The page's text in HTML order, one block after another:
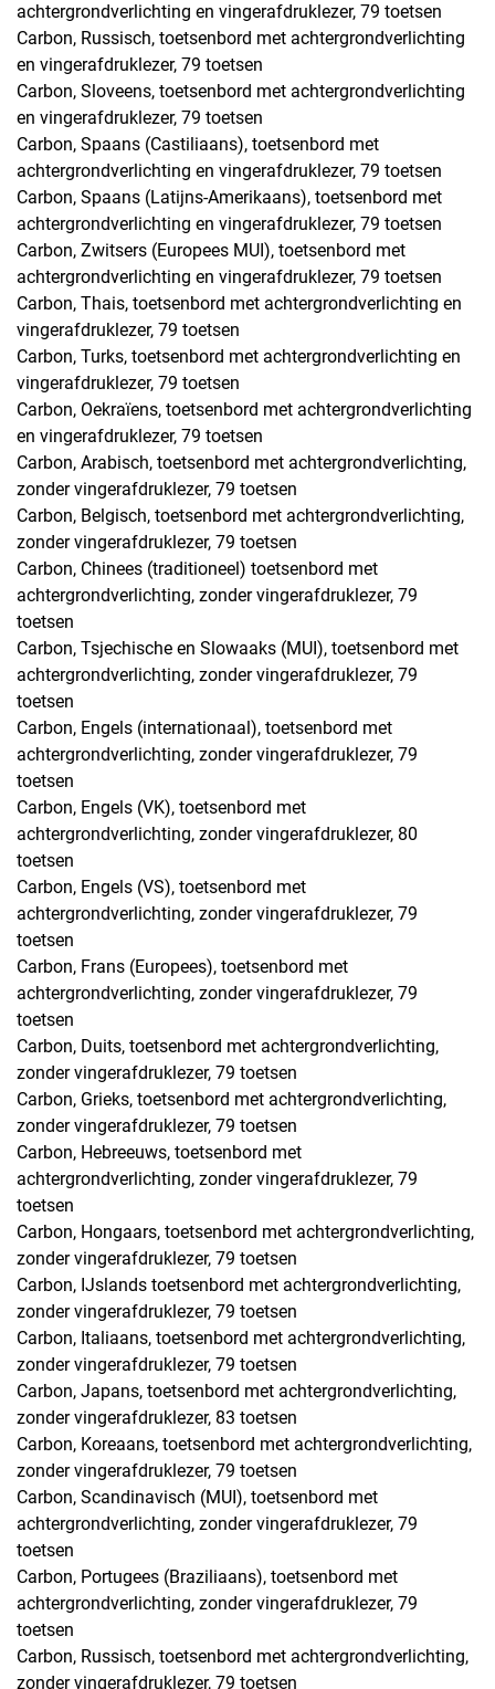
achtergrondverlichting en vingerafdruklezer, 79 toetsen
Carbon, Russisch, toetsenbord met achtergrondverlichting
en vingerafdruklezer, 79 toetsen
Carbon, Sloveens, toetsenbord met achtergrondverlichting
en vingerafdruklezer, 79 toetsen
Carbon, Spaans (Castiliaans), toetsenbord met
achtergrondverlichting en vingerafdruklezer, 79 toetsen
Carbon, Spaans (Latijns-Amerikaans), toetsenbord met
achtergrondverlichting en vingerafdruklezer, 79 toetsen
Carbon, Zwitsers (Europees MUI), toetsenbord met
achtergrondverlichting en vingerafdruklezer, 79 toetsen
Carbon, Thais, toetsenbord met achtergrondverlichting en
vingerafdruklezer, 79 toetsen
Carbon, Turks, toetsenbord met achtergrondverlichting en
vingerafdruklezer, 79 toetsen
Carbon, Oekraïens, toetsenbord met achtergrondverlichting
en vingerafdruklezer, 79 toetsen
Carbon, Arabisch, toetsenbord met achtergrondverlichting,
zonder vingerafdruklezer, 79 toetsen
Carbon, Belgisch, toetsenbord met achtergrondverlichting,
zonder vingerafdruklezer, 79 toetsen
Carbon, Chinees (traditioneel) toetsenbord met
achtergrondverlichting, zonder vingerafdruklezer, 79
toetsen
Carbon, Tsjechische en Slowaaks (MUI), toetsenbord met
achtergrondverlichting, zonder vingerafdruklezer, 79
toetsen
Carbon, Engels (internationaal), toetsenbord met
achtergrondverlichting, zonder vingerafdruklezer, 79
toetsen
Carbon, Engels (VK), toetsenbord met
achtergrondverlichting, zonder vingerafdruklezer, 80
toetsen
Carbon, Engels (VS), toetsenbord met
achtergrondverlichting, zonder vingerafdruklezer, 79
toetsen
Carbon, Frans (Europees), toetsenbord met
achtergrondverlichting, zonder vingerafdruklezer, 79
toetsen
Carbon, Duits, toetsenbord met achtergrondverlichting,
zonder vingerafdruklezer, 79 toetsen
Carbon, Grieks, toetsenbord met achtergrondverlichting,
zonder vingerafdruklezer, 79 toetsen
Carbon, Hebreeuws, toetsenbord met
achtergrondverlichting, zonder vingerafdruklezer, 79
toetsen
Carbon, Hongaars, toetsenbord met achtergrondverlichting,
zonder vingerafdruklezer, 79 toetsen
Carbon, IJslands toetsenbord met achtergrondverlichting,
zonder vingerafdruklezer, 79 toetsen
Carbon, Italiaans, toetsenbord met achtergrondverlichting,
zonder vingerafdruklezer, 79 toetsen
Carbon, Japans, toetsenbord met achtergrondverlichting,
zonder vingerafdruklezer, 83 toetsen
Carbon, Koreaans, toetsenbord met achtergrondverlichting,
zonder vingerafdruklezer, 79 toetsen
Carbon, Scandinavisch (MUI), toetsenbord met
achtergrondverlichting, zonder vingerafdruklezer, 79
toetsen
Carbon, Portugees (Braziliaans), toetsenbord met
achtergrondverlichting, zonder vingerafdruklezer, 79
toetsen
Carbon, Russisch, toetsenbord met achtergrondverlichting,
zonder vingerafdruklezer, 79 toetsen